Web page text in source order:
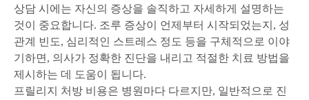
상담 시에는 자신의 증상을 솔직하고 자세하게 설명하는
것이 중요합니다. 조루 증상이 언제부터 시작되었는지, 성
관계 빈도, 심리적인 스트레스 정도 등을 구체적으로 이야
기하면, 의사가 정확한 진단을 내리고 적절한 치료 방법을
제시하는 데 도움이 됩니다.
프릴리지 처방 비용은 병원마다 다르지만, 일반적으로 진